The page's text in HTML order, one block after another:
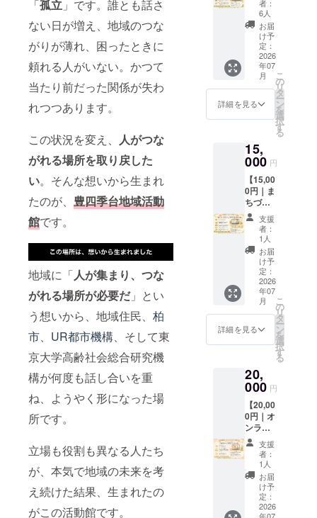
「孤立 」です。誰とも話さ
ない日が増え、地域のつな
がりが薄れ、困ったときに
頼れる人がいない。かつて
当たり前だった関係が失わ
れつつあります。
この状況を変え、 人がつな
がれる場所を取り戻した
い。そんな想いから生まれ
たのが、 豊四季台地域活動
館です。
地域に「人が集まり、つな
がれる場所が必要だ」とい
う想いから、地域住民、 柏
市、UR都市機構、そして東
京大学高齢社会総合研究機
構が何度も話し合いを重
ね、ようやく形になった場
所です。
立場も役割も異なる人たち
が、本気で地域の未来を考
え続けた結果、生まれたの
がこの活動館です。
の未来
を支え
る大き
な力に
なりま
す。
なし】
とご記
入くだ
さい。
この場
所を支
えてく
ださる
一員と
いを残
させて
きま
す。 な
お、ガ
ラス面
の掲載
は可能
な限り
長く続
けたい
と考え
ており
ます
時点で
は2026
2026年
12月31
日を予
定して
おりま
す。
居場所
を未来
へつな
いでい
く大き
な力に
なりま
す。 温
かい応
たしま
す。 ※
このリ
ターン
は3,000
円、
5,000円
のリ
ターン
と同一
の内容
です。
（特別
レク
チャー
き）】
感謝の
気持ち
を込め
たお礼
のメッ
セージ
りしま
す。 さ
らに、
活動館
の創設
メン
バーの
一人で
ある後
藤純先
生によ
るオン
ライン
レク
チャー
「地域
活動館
業」 に
ご参加
いただ
けま
す。 ま
ちづく
りや地
域コ
ミュニ
ティに
関心の
ある方
に向け
者：
6人
お届
け予
定：
2026
年07
月
詳細を見る
こ
の
リ
タ
ー
ン
を
選
択
す
る
15,
000 円
【15,00
0円｜ま
ちづく
り応援
コース
（特別
レク
チャー
＋オリ
ジナル
グッズ
き）】
感謝の
気持ち
を込め
のメッ
セージ
をお送
りしま
す。 さ
らに、
活動館
の創設
メン
バーの
一人で
ある後
藤純先
支援
者：
1人
お届
け予
定：
2026
年07
月
詳細を見る
こ
の
リ
タ
ー
ン
を
選
択
す
る
20,
000 円
【20,00
0円｜オ
ンライ
ンライ
ブコン
サート
応援
コー
ス】 感
謝の気
支援
者：
1人
お届
け予
定：
2026
年07